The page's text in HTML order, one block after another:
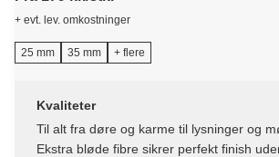
+ evt. lev. omkostninger
25 mm 35 mm + flere
Kvaliteter
Til alt fra døre og karme til lysninger og
bedste allround pensel
Ekstra bløde fibre sikrer perfekt finish